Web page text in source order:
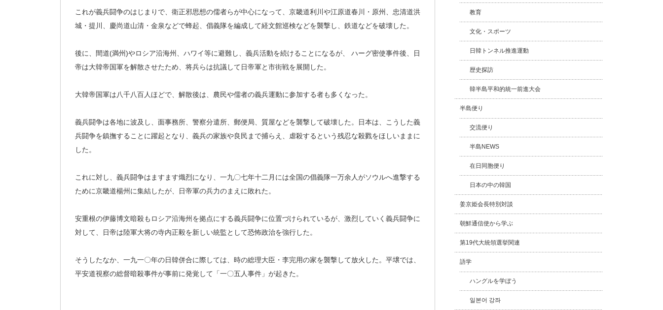
これが義兵闘争のはじまりで、衛正邪思想の儒者らが中心になって、京畿道利川や江原道春川・原州、忠清道洪
城・提川、慶尚道山清・金泉などで蜂起、倡義隊を編成して経文館巡検などを襲撃し、鉄道などを破壊した。
後に、間道(満州)やロシア沿海州、ハワイ等に避難し、義兵活動を続けることになるが、 ハーグ密使事件後、日
帝は大韓帝国軍を解散させたため、将兵らは抗議して日帝軍と市街戦を展開した。
大韓帝国軍は八千八百人ほどで、解散後は、農民や儒者の義兵運動に参加する者も多くなった。
義兵闘争は各地に波及し、面事務所、警察分遣所、郵便局、質屋などを襲撃して破壊した。日本は、こうした義
兵闘争を鎮撫することに躍起となり、義兵の家族や良民まで捕らえ、虐殺するという残忍な殺戮をほしいままに
した。
これに対し、義兵闘争はますます熾烈になり、一九〇七年十二月には全国の倡義隊一万余人がソウルへ進撃する
ために京畿道楊州に集結したが、日帝軍の兵力のまえに敗れた。
安重根の伊藤博文暗殺もロシア沿海州を拠点にする義兵闘争に位置づけられているが、激烈していく義兵闘争に
対して、日帝は陸軍大将の寺内正毅を新しい統監として恐怖政治を強行した。
そうしたなか、一九一〇年の日韓併合に際しては、時の総理大臣・李完用の家を襲撃して放火した。平壌では、
平安道視察の総督暗殺事件が事前に発覚して「一〇五人事件」が起きた。
教育
文化・スポーツ
日韓トンネル推進運動
歴史探訪
韓半島平和的統一前進大会
半島便り
交流便り
半島NEWS
在日同胞便り
日本の中の韓国
姜京姫会長特別対談
朝鮮通信使から学ぶ
第19代大統領選挙関連
語学
ハングルを学ぼう
일본어 강좌